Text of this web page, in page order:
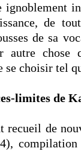
ignoblement
de
de sa
autre
se choisir tel
limites de
recueil de